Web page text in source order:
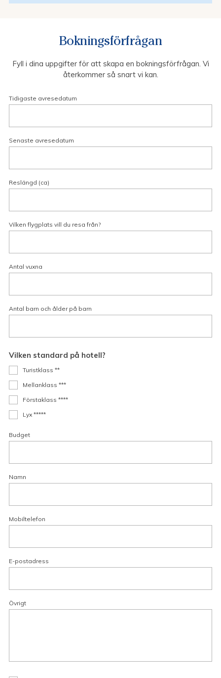
Bokningsförfrågan
Fyll i dina uppgifter för att skapa en bokningsförfrågan. Vi
återkommer så snart vi kan.
Tidigaste avresedatum
Senaste avresedatum
Reslängd (ca)
Vilken flygplats vill du resa från?
Antal vuxna
Antal barn och ålder på barn
Vilken standard på hotell?
Turistklass **
Mellanklass ***
Förstaklass ****
Lyx *****
Budget
Namn
Mobiltelefon
E-postadress
Övrigt